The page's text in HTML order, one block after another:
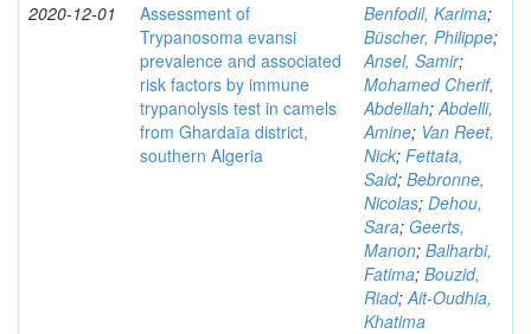
2020-12-01
Assessment of
Trypanosoma evansi
prevalence and associated
risk factors by immune
trypanolysis test in camels
from Ghardaïa district,
southern Algeria
Benfodil, Karima;
Büscher, Philippe;
Ansel, Samir;
Mohamed Cherif,
Abdellah;Abdelli,
Amine; Van Reet,
Nick; Fettata,
Said; Bebronne,
Nicolas; Dehou,
Sara; Geerts,
Manon; Balharbi,
Fatima; Bouzid,
Riad;Ait-Oudhia,
Khatima